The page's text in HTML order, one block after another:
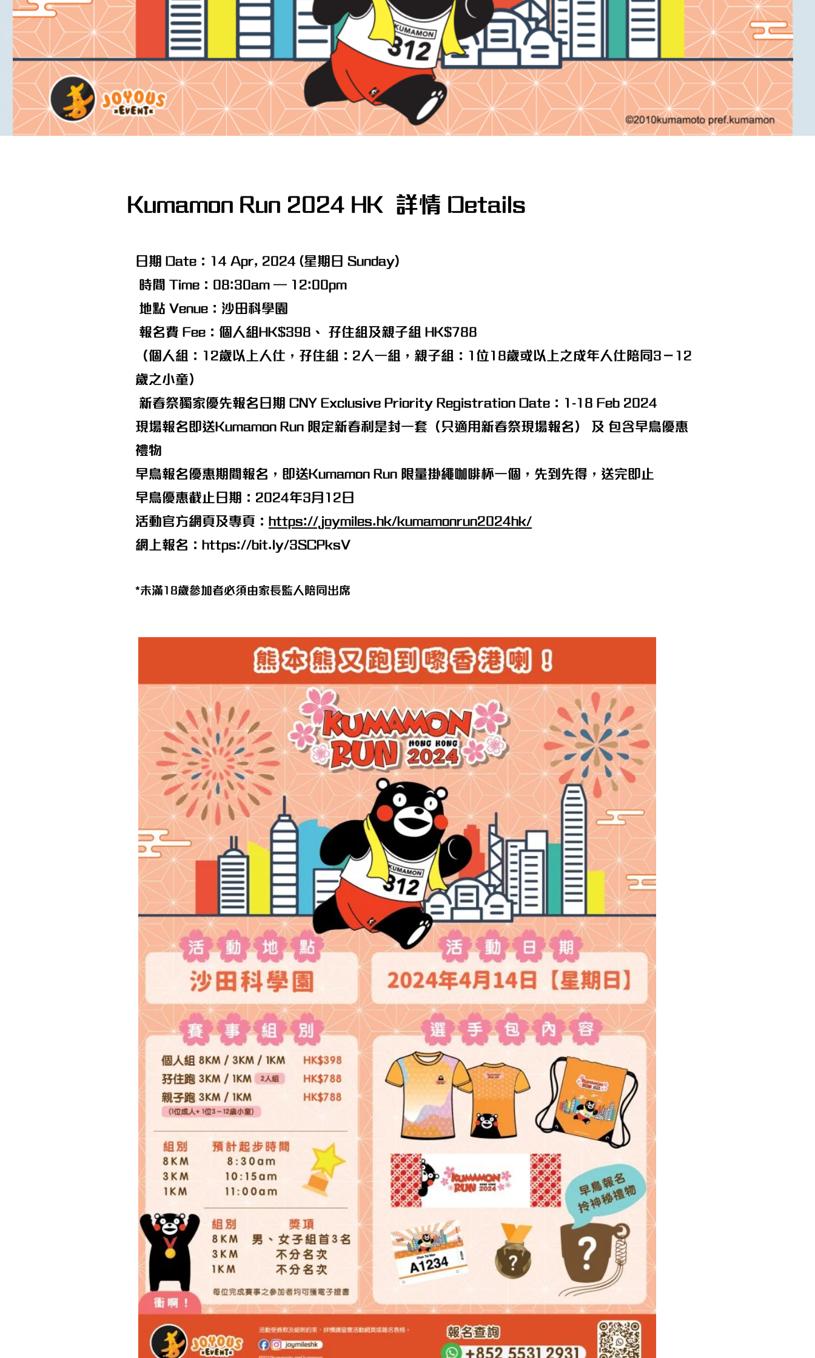
Kumamon Run 2024 HK 詳情 Details
日期 Date：14 Apr, 2024 (星期日 Sunday)
時間 Time：08:30am – 12:00pm
地點 Venue：沙田科學園
報名費 Fee：個人組HK$398、 孖住組及親子組 HK$788
（個人組：12歲以上人仕，孖住組：2人一組，親子組：1位18歲或以上之成年人仕陪同3－12
歲之小童）
新春祭獨家優先報名日期 CNY Exclusive Priority Registration Date：1-18 Feb 2024
現場報名即送Kumamon Run 限定新春利是封一套（只適用新春祭現場報名） 及 包含早鳥優惠
禮物
早鳥報名優惠期間報名，即送Kumamon Run 限量掛繩咖啡杯一個，先到先得，送完即止
早鳥優惠截止日期：2024年3月12日
活動官方網頁及專頁： https://joymiles.hk/kumamonrun2024hk/
網上報名： https://bit.ly/3SCPksV
*未滿18歲參加者必須由家長監人陪同出席